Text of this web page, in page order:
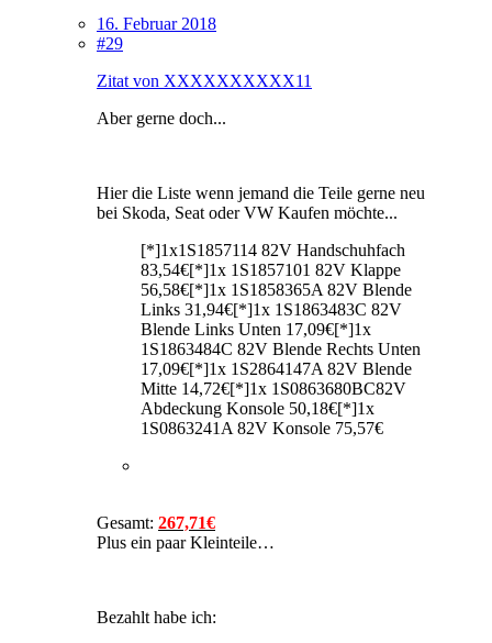
16. Februar 2018
#29
Zitat von XXXXXXXXXX11
Aber gerne doch...
Hier die Liste wenn jemand die Teile gerne neu
bei Skoda, Seat oderVW Kaufen möchte...
[*]1x1S1857114 82V Handschuhfach
83,54€[*]1x 1S1857101 82V Klappe
56,58€[*]1x 1S1858365A 82V Blende
Links 31,94€[*]1x 1S1863483C 82V
Blende Links Unten 17,09€[*]1x
1S1863484C 82V Blende Rechts Unten
17,09€[*]1x 1S2864147A 82V Blende
Mitte 14,72€[*]1x 1S0863680BC82V
Abdeckung Konsole 50,18€[*]1x
1S0863241A 82V Konsole 75,57€
Gesamt: 267,71€
Plus ein paar Kleinteile…
Bezahlt habe ich: